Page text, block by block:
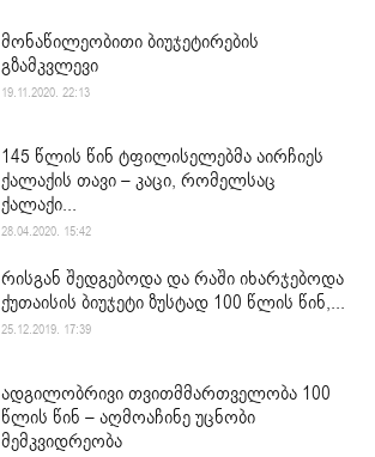
მონაწილეობითი ბიუჯეტირების
გზამკვლევი
19.11.2020. 22:13
145 წლის წინ ტფილისელებმა აირჩიეს
ქალაქის თავი – კაცი, რომელსაც
ქალაქი...
28.04.2020. 15:42
რისგან შედგებოდა და რაში იხარჯებოდა
ქუთაისის ბიუჯეტი ზუსტად 100 წლის წინ,...
25.12.2019. 17:39
ადგილობრივი თვითმმართველობა 100
წლის წინ – აღმოაჩინე უცნობი
მემკვიდრეობა